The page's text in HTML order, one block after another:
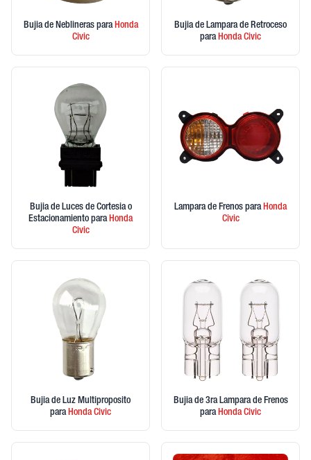
Bujia de Neblineras paraHonda
Civic
Bujia de Lampara de Retroceso
paraHondaCivic
Bujia de Luces de Cortesia o
Estacionamiento paraHonda
Civic
Lampara de Frenos paraHonda
Civic
Bujia de Luz Multiproposito
paraHondaCivic
Bujia de 3ra Lampara de Frenos
paraHondaCivic